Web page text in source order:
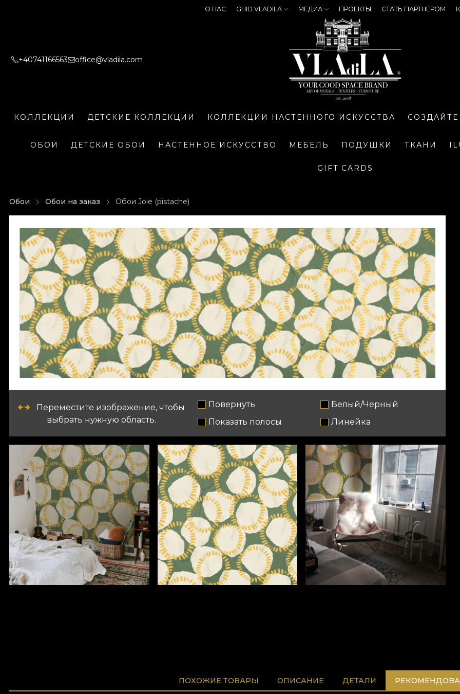
О НАС GHID VLADILA МЕДИА ПРОЕКТЫ СТАТЬ ПАРТНЕРОМ
+40741166563 office@vladila.com
КОЛЛЕКЦИИ ДЕТСКИЕ КОЛЛЕКЦИИ КОЛЛЕКЦИИ НАСТЕННОГО ИСКУССТВА
ОБОИ ДЕТСКИЕ ОБОИ НАСТЕННОЕ ИСКУССТВО МЕБЕЛЬ ПОДУШКИ ТКАНИ
GIFT CARDS
Обои Обои на заказ Обои Joie (pistache)
Переместите изображение, чтобы
выбрать нужную область.
Повернуть
Белый/Черный
Показать полосы
Линейка
ПОХОЖИЕ ТОВАРЫ ОПИСАНИЕ ДЕТАЛИ